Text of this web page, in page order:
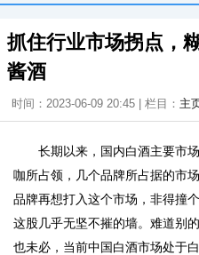
抓住行业市场拐点，
酱酒
时间：2023-06-09 20:45 | 栏目： 主
长期以来，国内白酒主要市
咖所占领，几个品牌所占据的市
品牌再想打入这个市场，非得撞
这股几乎无坚不摧的墙。难道别
也未必，当前中国白酒市场处于